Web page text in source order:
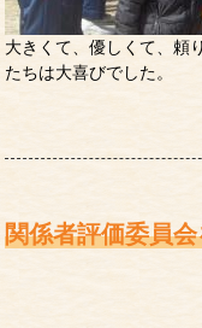
大きくて、優しくて、頼
たちは大喜びでした。
関係者評価委員